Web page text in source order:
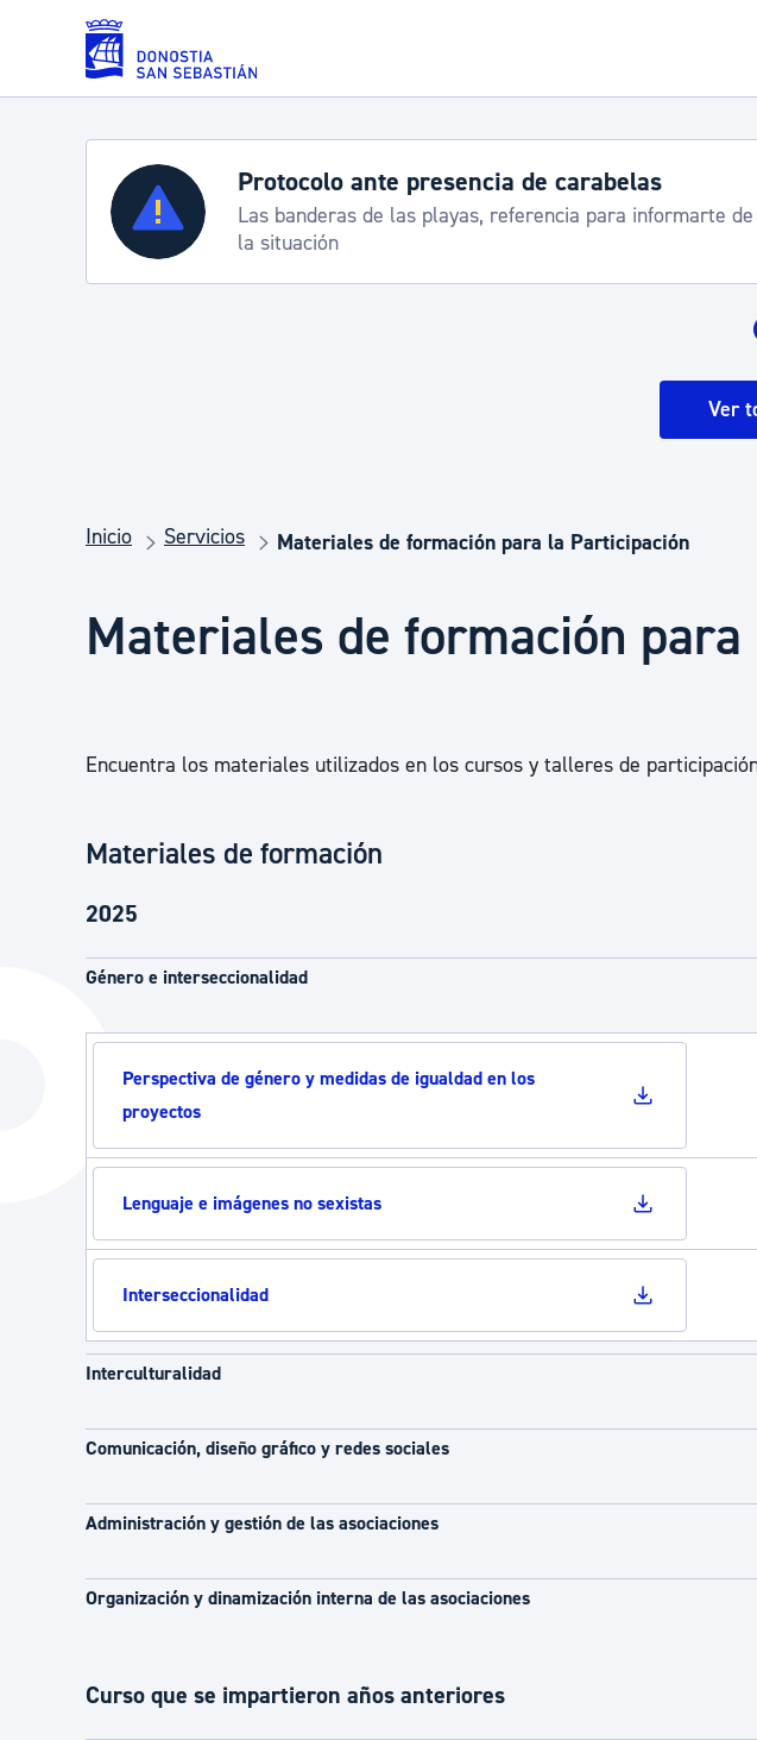
Saltar al contenido principal
Servicios
Padrón y asuntos personales
Seguridad ciudadana y emergencias
Salud Pública, animales y consumo
La ciudad Actualidad
Protocolo ante presencia de carabelas
Las banderas de las playas, referencia para informarte de
la situación
Ver
Inicio Servicios Materiales de formación para la Participación
Materiales de formación
Encuentra los materiales utilizados en los cursos y talleres de
Materiales de formación
2025
Género e interseccionalidad
Perspectiva de género y medidas de igualdad en los
proyectos
Lenguaje e imágenes no sexistas
Interseccionalidad
Interculturalidad
Comunicación, diseño gráfico y redes sociales
Administración y gestión de las asociaciones
Organización y dinamización interna de las asociaciones
Curso que se impartieron años anteriores